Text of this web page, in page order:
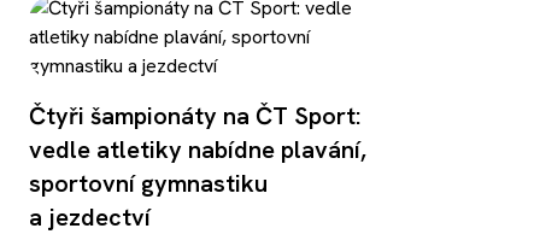
Čtyři šampionáty na ČT Sport:
vedle atletiky nabídne plavání,
sportovní gymnastiku
a jezdectví